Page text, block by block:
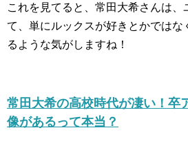
これを見てると、常田大希さんは、
て、単にルックスが好きとかではな
るような気がしますね！
常田大希の高校時代が凄い！卒
像があるって本当？